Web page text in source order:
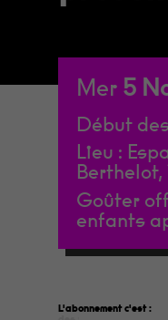
Mer 5
Début
Lieu :
Goûter
enfants
L'abonnement c'est :